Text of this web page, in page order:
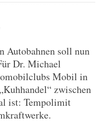
Autobahnen soll nun
Dr. Michael
Mobil in
zwischen
ist: Tempolimit